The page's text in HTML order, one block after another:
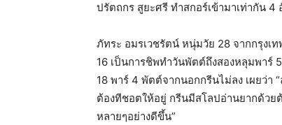
ปรัตถกร สูยะศรี ทำสกอร์เข้ามาเท่ากัน
ภัทระ อมรเวชรัตน์ หนุ่มวัย 28 จากกรุงเ
16 เป็นการชิพทำวันพัตต์ถึงสองหลุมพาร์
18 พาร์ 4 พัตต์จากนอกกรีนไม่ลง เผยว่
ต้องทีชอตให้อยู่ กรีนมีสโลปอ่านยากด้วย
หลายๆอย่างดีขึ้น”